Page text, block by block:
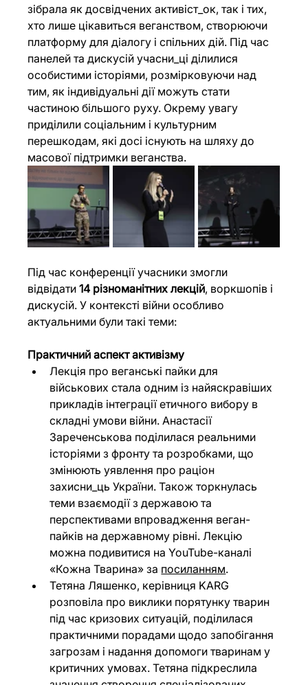
зібрала як досвідчених активіст_ок, так і тих,
хто лише цікавиться веганством, створюючи
платформу для діалогу і спільних дій. Під час
панелей та дискусій учасни_ці ділилися
особистими історіями, розмірковуючи над
тим, як індивідуальні дії можуть стати
частиною більшого руху. Окрему увагу
приділили соціальним і культурним
перешкодам, які досі існують на шляху до
масової підтримки веганства.
Під час конференції учасники змогли
відвідати 14 різноманітних лекцій, воркшопів і
дискусій. У контексті війни особливо
актуальними були такі теми:
Практичний аспект активізму
Лекція про веганські пайки для
військових стала одним із найяскравіших
прикладів інтеграції етичного вибору в
складні умови війни. Анастасії
Зареченськова поділилася реальними
історіями з фронту та розробками, що
змінюють уявлення про раціон
захисни_ць України. Також торкнулась
теми взаємодії з державою та
перспективами впровадження веган-
пайків на державному рівні. Лекцію
можна подивитися на YouTube-каналі
«Кожна Тварина» за посиланням.
Тетяна Ляшенко, керівниця KARG
розповіла про виклики порятунку тварин
під час кризових ситуацій, поділилася
практичними порадами щодо запобігання
загрозам і надання допомоги тваринам у
критичних умовах. Тетяна підкреслила